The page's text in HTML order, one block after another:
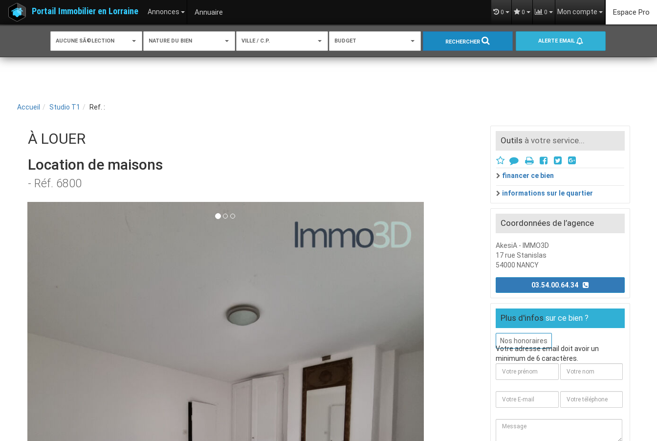
Portail Immobilier en Lorraine Annonces Annuaire 0 0 0 Mon compte Espace Pro
AUCUNE SÃ©LECTION NATURE DU BIEN VILLE / C.P. BUDGET RECHERCHER ALERTE EMAIL
Accueil Studio T1 Ref. :
À LOUER
Location de maisons
- Réf. 6800
Outils à votre service...
financer ce bien
informations sur le quartier
Coordonnées de l’agence
AkesiA - IMMO3D
17 rue Stanislas
54000 NANCY
03.54.00.64.34
Plus d'infos sur ce bien ?
Nos honoraires
Votre adresse email doit avoir un
minimum de 6 caractères.